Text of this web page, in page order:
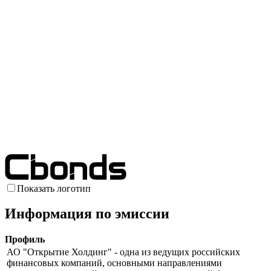
Показать логотип
Информация по эмиссии
Профиль
АО "Открытие Холдинг" - одна из ведущих российских
финансовых компаний, основными направлениями